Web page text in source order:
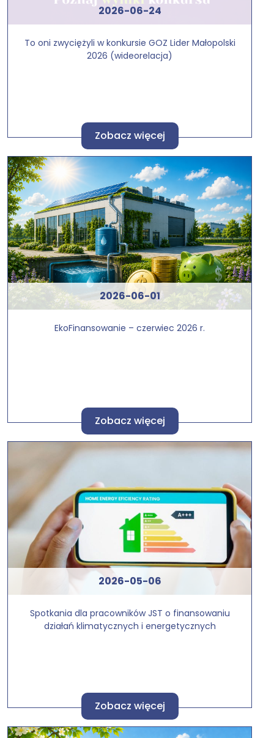
2026-06-24
To oni zwyciężyli w konkursie GOZ Lider Małopolski
2026 (wideorelacja)
Zobacz więcej
2026-06-01
EkoFinansowanie – czerwiec 2026 r.
Zobacz więcej
2026-05-06
Spotkania dla pracowników JST o finansowaniu
działań klimatycznych i energetycznych
Zobacz więcej